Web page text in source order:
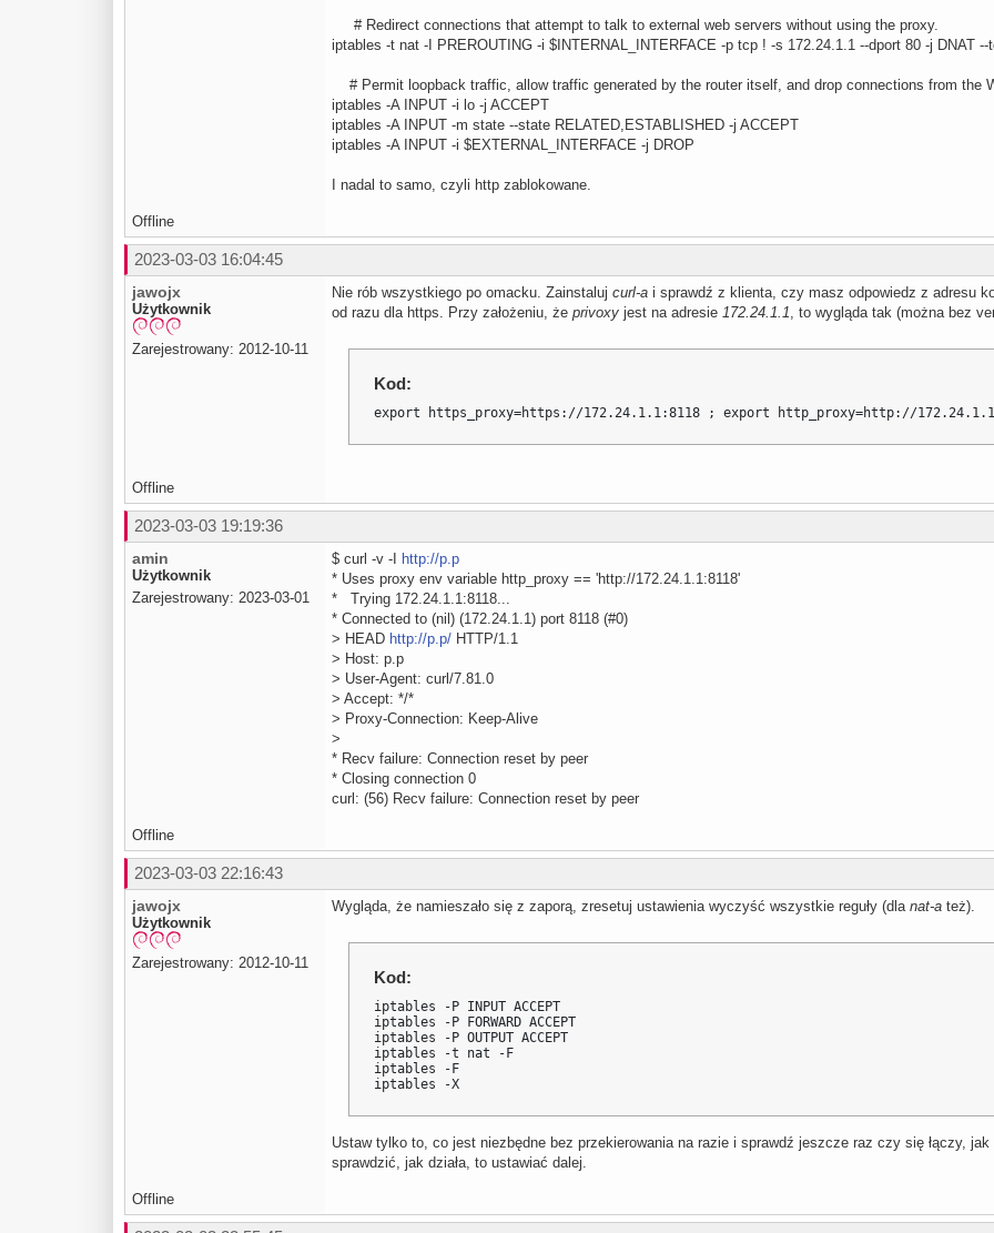
# Redirect connections that attempt to talk to external web servers without using the proxy.
iptables -t nat -I PREROUTING -i $INTERNAL_INTERFACE -p tcp ! -s 172.24.1.1 --dport 80 -j DNAT
# Permit loopback traffic, allow traffic generated by the router itself, and drop connections from the
iptables -A INPUT -i lo -j ACCEPT
iptables -A INPUT -m state --state RELATED,ESTABLISHED -j ACCEPT
iptables -A INPUT -i $EXTERNAL_INTERFACE -j DROP
I nadal to samo, czyli http zablokowane.
Offline
2023-03-03 16:04:45
jawojx
Użytkownik
Zarejestrowany: 2012-10-11
Nie rób wszystkiego po omacku. Zainstaluj curl-a i sprawdź z klienta, czy masz odpowiedz z adresu
od razu dla https. Przy założeniu, że privoxy jest na adresie 172.24.1.1 , to wygląda tak (można bez
Kod:
export https_proxy=https://172.24.1.1:8118 ; export http_proxy=http://
Offline
2023-03-03 19:19:36
amin
Użytkownik
Zarejestrowany: 2023-03-01
$ curl -v -I
http://p.p
* Uses proxy env variable http_proxy == 'http://172.24.1.1:8118'
* Trying 172.24.1.1:8118...
* Connected to (nil) (172.24.1.1) port 8118 (#0)
> HEAD http://p.p/ HTTP/1.1
> Host: p.p
> User-Agent: curl/7.81.0
> Accept: */*
> Proxy-Connection: Keep-Alive
>
* Recv failure: Connection reset by peer
* Closing connection 0
curl: (56) Recv failure: Connection reset by peer
Offline
2023-03-03 22:16:43
jawojx
Użytkownik
Zarejestrowany: 2012-10-11
Wygląda, że namieszało się z zaporą, zresetuj ustawienia wyczyść wszystkie reguły (dla nat-a też).
Kod:
iptables -P INPUT ACCEPT
iptables -P FORWARD ACCEPT
iptables -P OUTPUT ACCEPT
iptables -t nat -F
iptables -F
iptables -X
Ustaw tylko to, co jest niezbędne bez przekierowania na razie i sprawdź jeszcze raz czy się łączy,
sprawdzić, jak działa, to ustawiać dalej.
Offline